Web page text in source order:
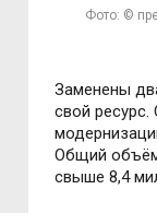
Фото: ©
Заменены
свой
Общий объём
свыше 8,4